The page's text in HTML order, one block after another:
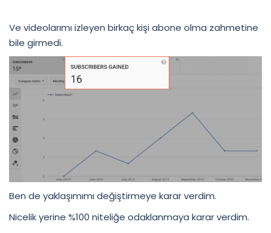
Ve videolarımı izleyen birkaç kişi abone olma zahmetine
bile girmedi.
Ben de yaklaşımımı değiştirmeye karar verdim.
Nicelik yerine %100 niteliğe odaklanmaya karar verdim.